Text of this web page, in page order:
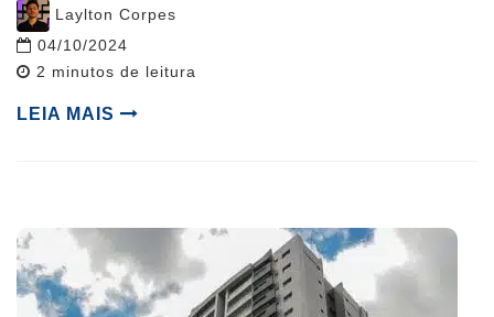
Post
author
Laylton Corpes
04/10/2024
Reading
2 minutos de leitura
LEIA MAIS